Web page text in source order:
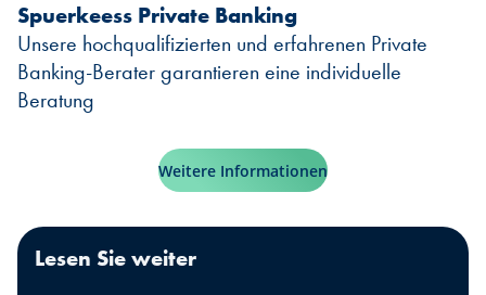
Spuerkeess Private Banking
Unsere hochqualifizierten und erfahrenen Private
Banking-Berater garantieren eine individuelle
Beratung
Weitere Informationen
Lesen Sie weiter